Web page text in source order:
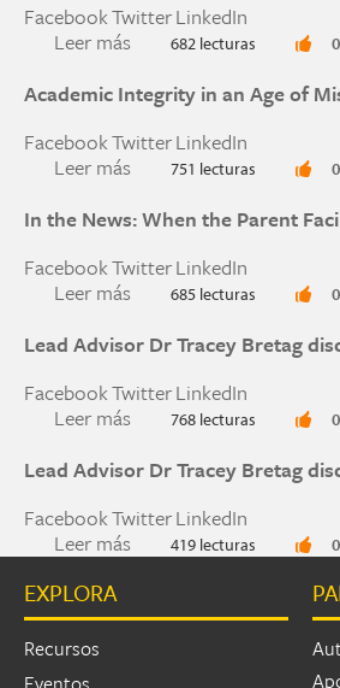
FacebookTwitterLinkedIn
Leer más sobre Contract
682 lecturas 0
Academic Integrity in an Age of
FacebookTwitterLinkedIn
Leer más sobre Academic
751 lecturas 0
In the News: When the Parent
FacebookTwitterLinkedIn
Leer más sobre In the News:
685 lecturas 0
Lead Advisor Dr Tracey Bretag
FacebookTwitterLinkedIn
Leer más sobre Lead Advisor
768 lecturas 0
Lead Advisor Dr Tracey Bretag
FacebookTwitterLinkedIn
Leer más sobre Lead Advisor
419 lecturas 0
Páginas
EXPLORA
Recursos